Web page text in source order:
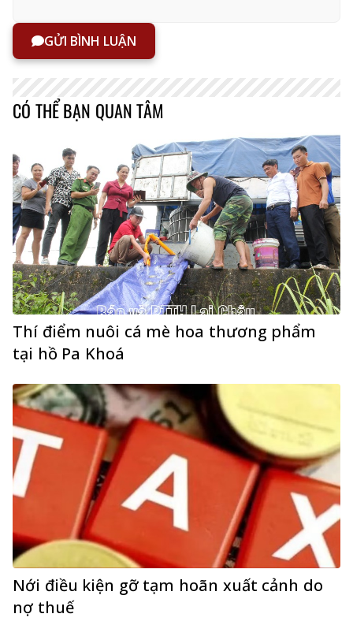
GỬI BÌNH LUẬN
CÓ THỂ BẠN QUAN TÂM
Thí điểm nuôi cá mè hoa thương phẩm
tại hồ Pa Khoá
Nới điều kiện gỡ tạm hoãn xuất cảnh do
nợ thuế